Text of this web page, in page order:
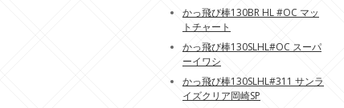
かっ飛び棒130BR HL #OC マッ
トチャート
かっ飛び棒130SLHL#OC スーパ
ーイワシ
かっ飛び棒130SLHL#311 サンラ
イズクリア岡崎SP